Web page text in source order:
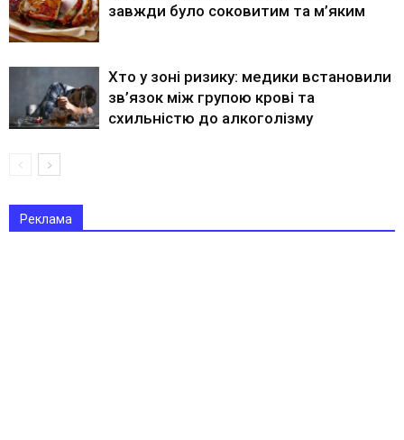
завжди було соковитим та м’яким
Хто у зоні ризику: медики встановили
зв’язок між групою крові та
схильністю до алкоголізму
Реклама